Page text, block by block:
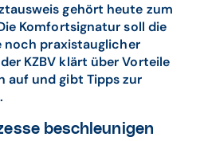
gehört heute zum
Komfortsignatur soll die
noch praxistauglicher
KZBV klärt über Vorteile
auf und gibt Tipps zur
beschleunigen